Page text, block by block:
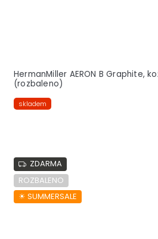
HermanMiller AERON B Graphite,
(rozbaleno)
skladem
ZDARMA
ROZBALENO
☀︎ SUMMERSALE